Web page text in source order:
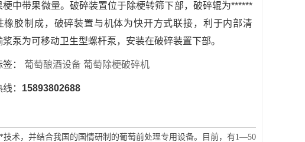
梗中带果微量。破碎装置位于除梗转筛下部，破碎辊为******
橡胶制成，破碎装置与机体为快开方式联接，利于内部清
浆泵为可移动卫生型螺杆泵，安装在破碎装置下部。
： 葡萄酿酒设备 葡萄除梗破碎机
： 15893802688
术，并结合我国的国情研制的葡萄前处理专用设备。目前，有1—50